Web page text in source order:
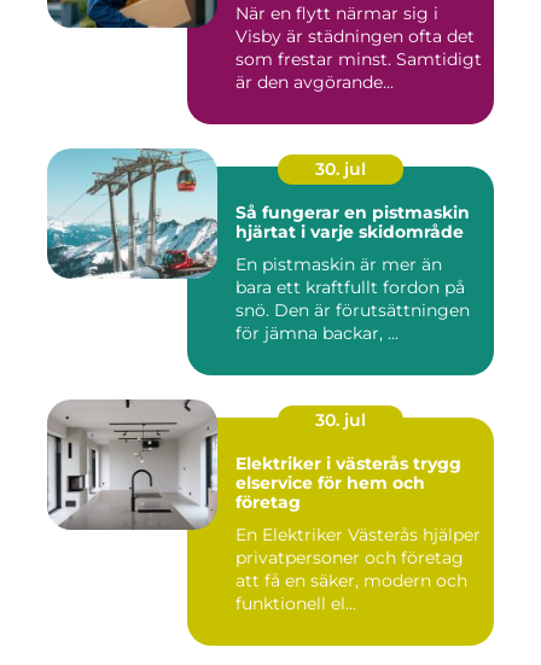
När en flytt närmar sig i
Visby är städningen ofta det
som frestar minst. Samtidigt
är den avgörande...
30. jul
Så fungerar en pistmaskin
hjärtat i varje skidområde
En pistmaskin är mer än
bara ett kraftfullt fordon på
snö. Den är förutsättningen
för jämna backar, ...
30. jul
Elektriker i västerås trygg
elservice för hem och
företag
En Elektriker Västerås hjälper
privatpersoner och företag
att få en säker, modern och
funktionell el...